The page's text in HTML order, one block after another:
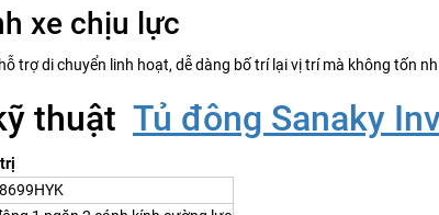
xe chịu lực
trợ di chuyển linh hoạt, dễ dàng bố trí lại vị trí mà không tốn
thuật Tủ đông Sanaky